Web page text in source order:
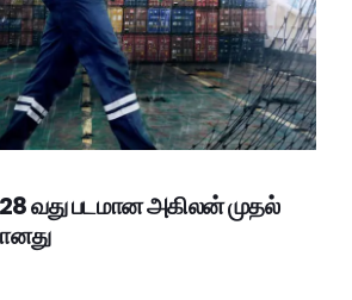
வது படமான அகிலன் முதல்